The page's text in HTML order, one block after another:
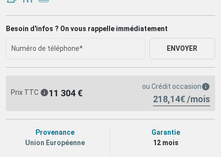
Besoin d'infos ? On vous rappelle immédiatement
ENVOYER
Prix TTC 11 304 €
ou Crédit occasion
218,14€ /mois
Provenance
Union Européenne
Garantie
12 mois